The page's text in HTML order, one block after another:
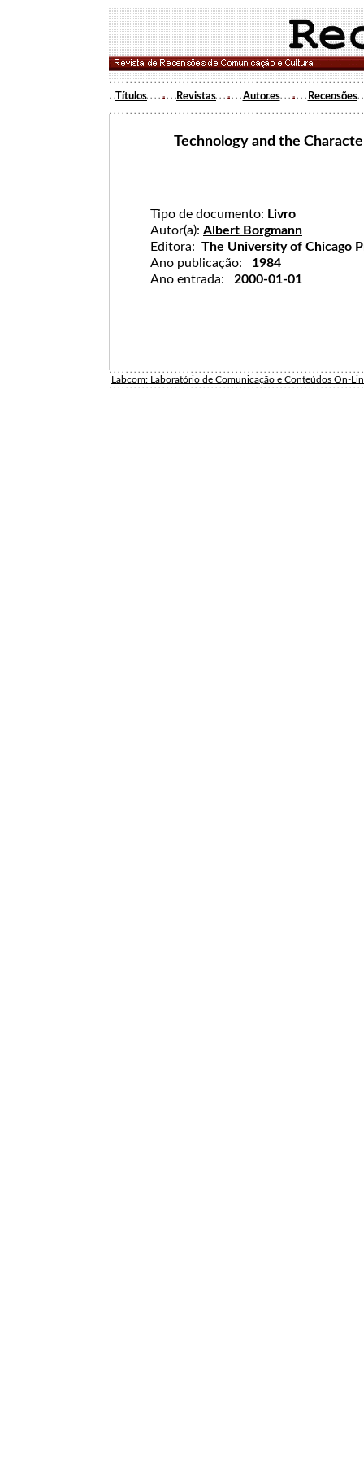
Títulos Revistas Autores Recensões
Technology and the
Tipo de documento: Livro
Autor(a): Albert Borgmann
Editora: The University of Chicago
Ano publicação: 1984
Ano entrada: 2000-01-01
Labcom: Laboratório de Comunicação e Conteúdos On-